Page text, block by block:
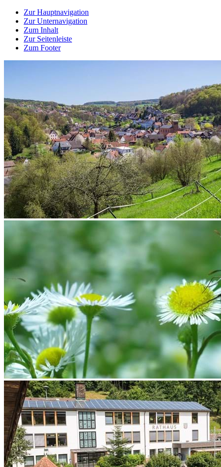
Zur Hauptnavigation
Zur Unternavigation
Zum Inhalt
Zur Seitenleiste
Zum Footer